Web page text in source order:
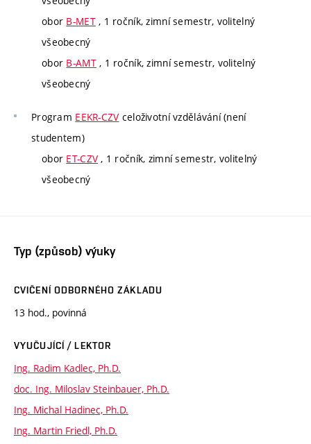
obor B-MET, 1 ročník, zimní semestr, volitelný
všeobecný
obor B-AMT, 1 ročník, zimní semestr, volitelný
všeobecný
Program EEKR-CZV celoživotní vzdělávání (není
studentem)
obor ET-CZV , 1 ročník, zimní semestr, volitelný
všeobecný
Typ (způsob) výuky
CVIČENÍ ODBORNÉHO ZÁKLADU
13 hod., povinná
VYUČUJÍCÍ / LEKTOR
Ing. Radim Kadlec, Ph.D.
doc. Ing. Miloslav Steinbauer, Ph.D.
Ing. Michal Hadinec, Ph.D.
Ing. Martin Friedl, Ph.D.